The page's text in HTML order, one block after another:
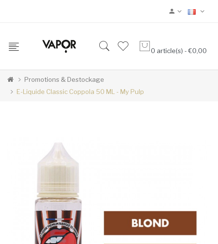
0 article(s) - €0,00
Promotions & Destockage
E-Liquide Classic Coppola 50 ML - My Pulp